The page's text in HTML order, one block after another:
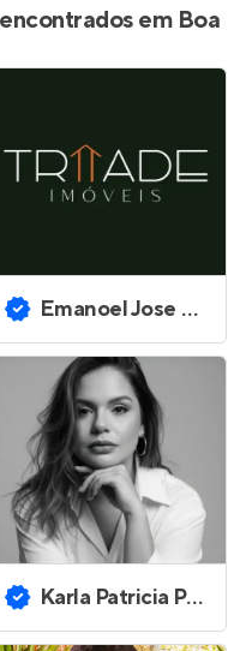
em Boa
Emanoel Jose Eurico Silva
Karla Patricia Pavao de Melo